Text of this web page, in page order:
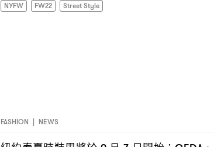
NYFW FW22 Street Style
FASHION | NEWS